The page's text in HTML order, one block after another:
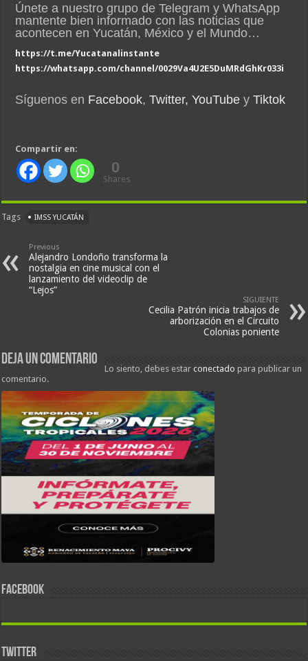
Únete a nuestro grupo de Telegram y WhatsApp
mantente bien informado con las noticias que
acontecen en Yucatán, México y el Mundo…
https://t.me/Yucatanalinstante
https://whatsapp.com/channel/0029Va4U2E5DuMRdGhKr033i
Síguenos en Facebook,Twitter, YouTube yTiktok
Compartir en:
0
Shares
Tags IMSS YUCATÁN
Previous
Alejandro Londoño transforma la
nostalgia en cine musical con el
lanzamiento del videoclip de
“Lejos”
SIGUIENTE
Cecilia Patrón inicia trabajos de
arborización en el Circuito
Colonias poniente
Deja un comentario
Lo siento, debes estarconectado para publicar un
comentario.
FACEBOOK
TWITTER